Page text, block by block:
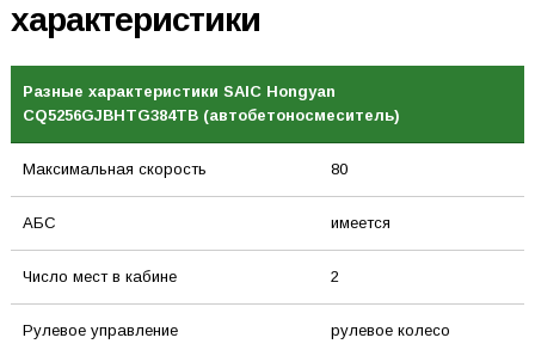
характеристики
Разные характеристики SAIC Hongyan
CQ5256GJBHTG384TB (автобетоносмеситель)
Максимальная скорость 80
АБС имеется
Число мест в кабине 2
Рулевое управление рулевое колесо